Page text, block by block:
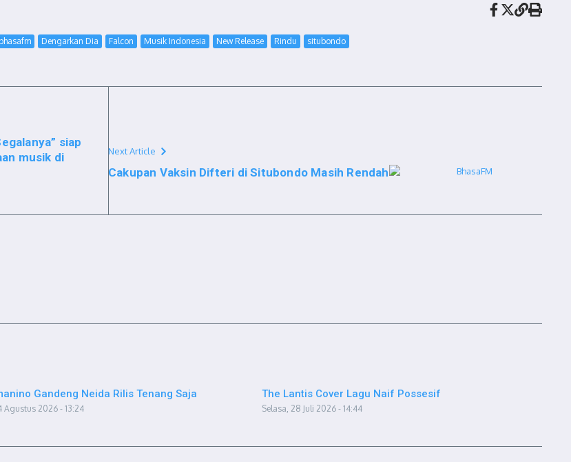
bhasafm Dengarkan Dia Falcon Musik Indonesia New Release Rindu situbondo
siap
musik di
Next Article
Cakupan Vaksin Difteri di Situbondo Masih Rendah
Gandeng Neida Rilis Tenang Saja
Agustus 2026 - 13:24
The Lantis Cover Lagu Naif Possesif
Selasa, 28 Juli 2026 - 14:44